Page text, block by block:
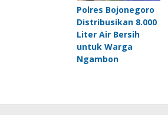
Polres Bojonegoro
Distribusikan 8.000
Liter Air Bersih
untuk Warga
Ngambon